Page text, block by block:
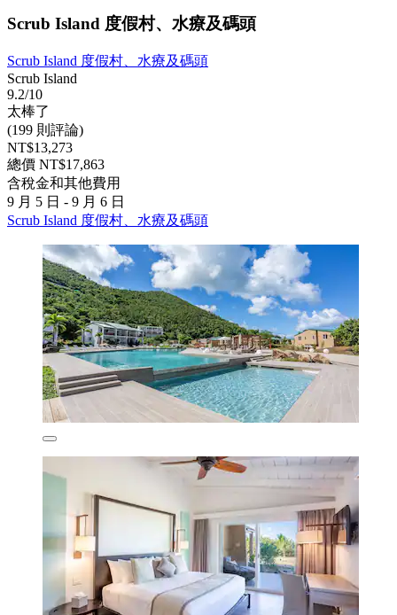
Scrub Island 度假村、水療及碼頭
Scrub Island 度假村、水療及碼頭
Scrub Island
9.2/10
太棒了
(199 則評論)
NT$13,273
總價 NT$17,863
含稅金和其他費用
9 月 5 日 - 9 月 6 日
Scrub Island 度假村、水療及碼頭